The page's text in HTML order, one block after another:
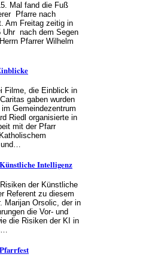
Mal fand die Fuß
Pfarre nach
Am Freitag zeitig in
Uhr nach dem Segen
Pfarrer Wilhelm
Filme, die Einblick in
gaben wurden
Gemeindezentrum
Riedl organisierte in
mit der Pfarr
und…
Intelligenz
der Künstliche
Referent zu diesem
Marijan Orsolic, der in
die Vor- und
die Risiken der KI in